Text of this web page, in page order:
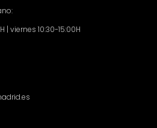
| viernes 10:30-15:00H